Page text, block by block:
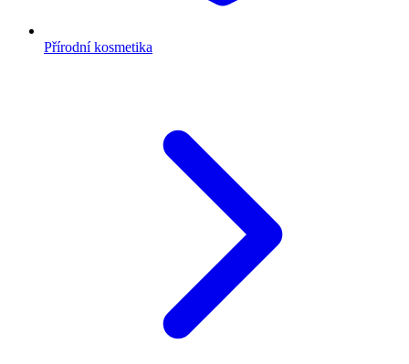
Přírodní kosmetika